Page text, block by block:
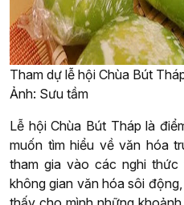
Tham dự lễ hội Chùa Bút
Ảnh: Sưu tầm
Lễ hội Chùa Bút Tháp là
muốn tìm hiểu về văn hóa
tham gia vào các nghi
không gian văn hóa sôi